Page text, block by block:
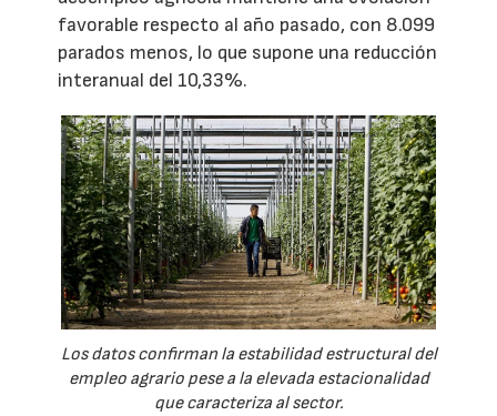
favorable respecto al año pasado, con 8.099
parados menos, lo que supone una reducción
interanual del 10,33%.
Los datos confirman la estabilidad estructural del
empleo agrario pese a la elevada estacionalidad
que caracteriza al sector.